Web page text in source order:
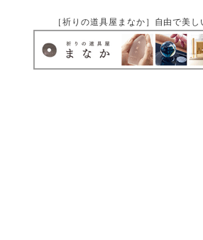
［祈りの道具屋まなか］自由で美